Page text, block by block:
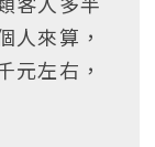
人來算，
元左右，